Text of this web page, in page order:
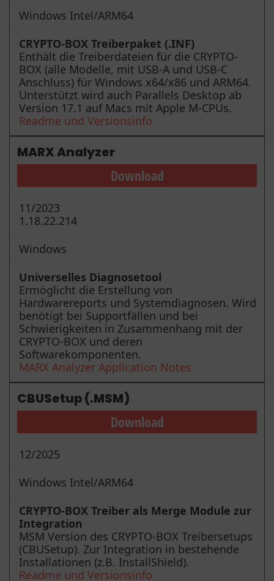
Windows Intel/ARM64
CRYPTO-BOX Treiberpaket (.INF)
Enthält die Treiberdateien für die CRYPTO-
BOX (alle Modelle, mit USB-A und USB-C
Anschluss) für Windows x64/x86 und ARM64.
Unterstützt wird auch Parallels Desktop ab
Version 17.1 auf Macs mit Apple M-CPUs.
Readme und Versionsinfo
MARX Analyzer
Download
11/2023
1.18.22.214
Windows
Universelles Diagnosetool
Ermöglicht die Erstellung von
Hardwarereports und Systemdiagnosen. Wird
benötigt bei Supportfällen und bei
Schwierigkeiten in Zusammenhang mit der
CRYPTO-BOX und deren
Softwarekomponenten.
MARX Analyzer Application Notes
CBUSetup (.MSM)
Download
12/2025
Windows Intel/ARM64
CRYPTO-BOX Treiber als Merge Module zur
Integration
MSM Version des CRYPTO-BOX Treibersetups
(CBUSetup). Zur Integration in bestehende
Installationen (z.B. InstallShield).
Readme und Versionsinfo